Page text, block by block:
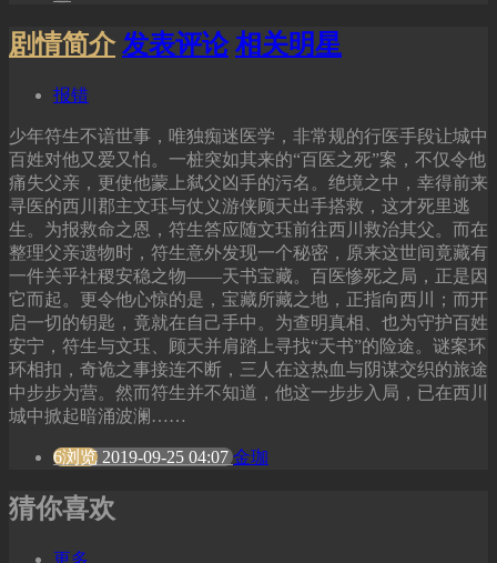
剧情简介 发表评论 相关明星
报错
少年符生不谙世事，唯独痴迷医学，非常规的行医手段让城中
百姓对他又爱又怕。一桩突如其来的“百医之死”案，不仅令他
痛失父亲，更使他蒙上弑父凶手的污名。绝境之中，幸得前来
寻医的西川郡主文珏与仗义游侠顾天出手搭救，这才死里逃
生。为报救命之恩，符生答应随文珏前往西川救治其父。而在
整理父亲遗物时，符生意外发现一个秘密，原来这世间竟藏有
一件关乎社稷安稳之物——天书宝藏。百医惨死之局，正是因
它而起。更令他心惊的是，宝藏所藏之地，正指向西川；而开
启一切的钥匙，竟就在自己手中。为查明真相、也为守护百姓
安宁，符生与文珏、顾天并肩踏上寻找“天书”的险途。谜案环
环相扣，奇诡之事接连不断，三人在这热血与阴谋交织的旅途
中步步为营。然而符生并不知道，他这一步步入局，已在西川
城中掀起暗涌波澜……
6浏览 2019-09-25 04:07 金珈
猜你喜欢